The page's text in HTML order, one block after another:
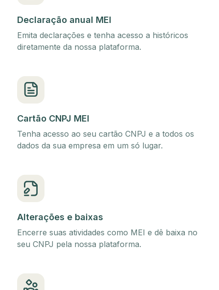
Declaração anual MEI
Emita declarações e tenha acesso a históricos
diretamente da nossa plataforma.
Cartão CNPJ MEI
Tenha acesso ao seu cartão CNPJ e a todos os
dados da sua empresa em um só lugar.
Alterações e baixas
Encerre suas atividades como MEI e dê baixa no
seu CNPJ pela nossa plataforma.